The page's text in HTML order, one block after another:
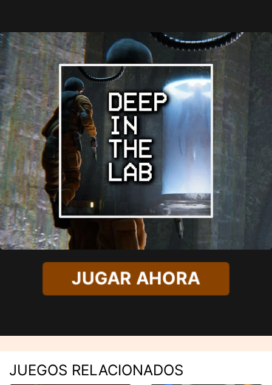
JUGAR AHORA
JUEGOS RELACIONADOS